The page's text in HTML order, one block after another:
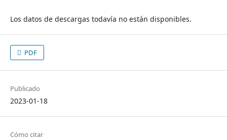
Los datos de descargas todavía no están disponibles.
PDF
Publicado
2023-01-18
Cómo citar